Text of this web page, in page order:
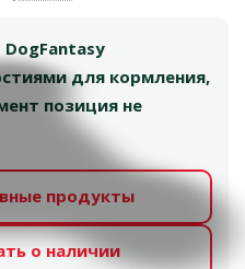
для кормления,
позиция не
продукты
о наличии